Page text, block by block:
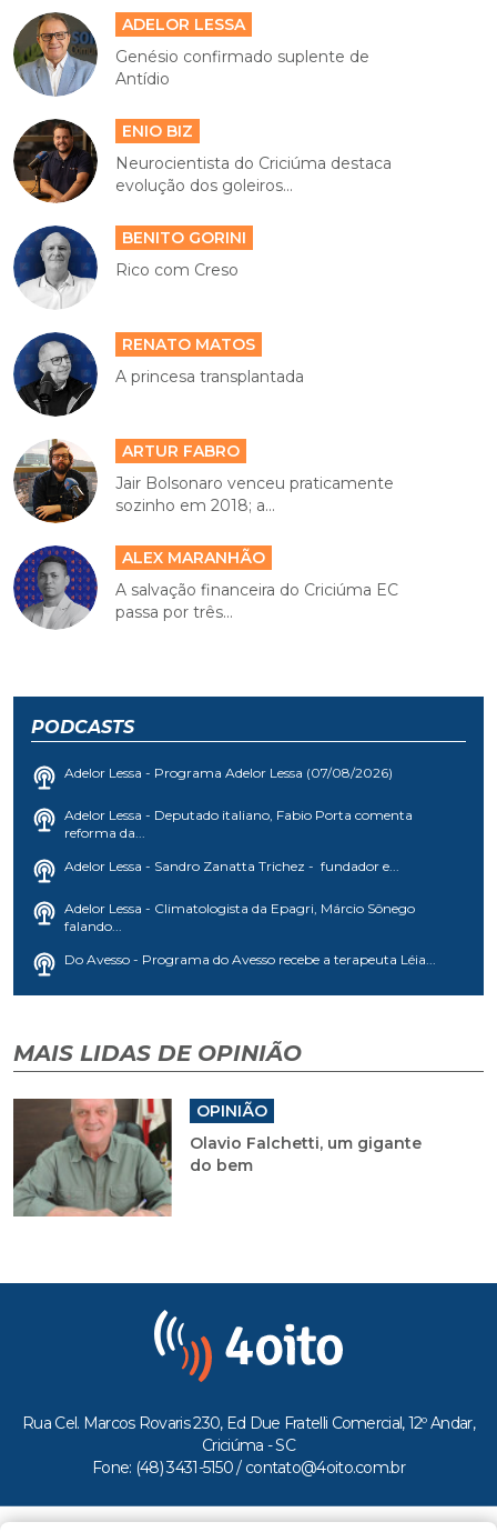
ADELOR LESSA
Genésio confirmado suplente de
Antídio
ENIO BIZ
Neurocientista do Criciúma destaca
evolução dos goleiros...
BENITO GORINI
Rico com Creso
RENATO MATOS
A princesa transplantada
ARTUR FABRO
Jair Bolsonaro venceu praticamente
sozinho em 2018; a...
ALEX MARANHÃO
A salvação financeira do Criciúma EC
passa por três...
PODCASTS
Adelor Lessa - Programa Adelor Lessa (07/08/2026)
Adelor Lessa - Deputado italiano, Fabio Porta comenta
reforma da...
Adelor Lessa - Sandro Zanatta Trichez - fundador e...
Adelor Lessa - Climatologista da Epagri, Márcio Sônego
falando...
Do Avesso - Programa do Avesso recebe a terapeuta Léia...
MAIS LIDAS DE OPINIÃO
OPINIÃO
Olavio Falchetti, um gigante
do bem
Rua Cel. Marcos Rovaris 230, Ed Due Fratelli Comercial, 12º Andar,
Criciúma - SC
Fone: (48) 3431-5150 / contato@4oito.com.br